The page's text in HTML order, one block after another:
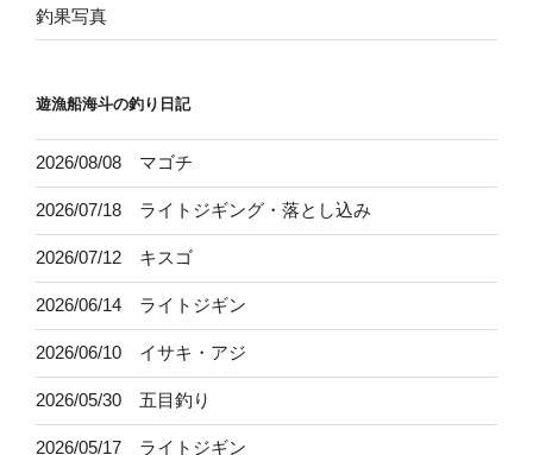
釣果写真
遊漁船海斗の釣り日記
2026/08/08 マゴチ
2026/07/18 ライトジギング・落とし込み
2026/07/12 キスゴ
2026/06/14 ライトジギン
2026/06/10 イサキ・アジ
2026/05/30 五目釣り
2026/05/17 ライトジギン